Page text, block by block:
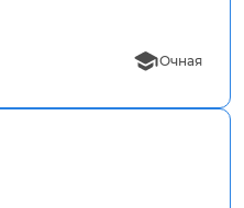
Очная